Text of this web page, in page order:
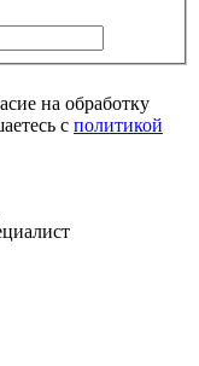
на обработку
с политикой